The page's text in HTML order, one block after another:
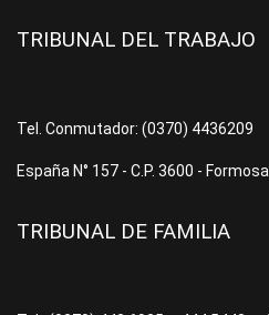
TRIBUNAL DEL TRABAJO
Tel. Conmutador: (0370) 4436209
España N° 157 - C.P. 3600 - Formosa
TRIBUNAL DE FAMILIA